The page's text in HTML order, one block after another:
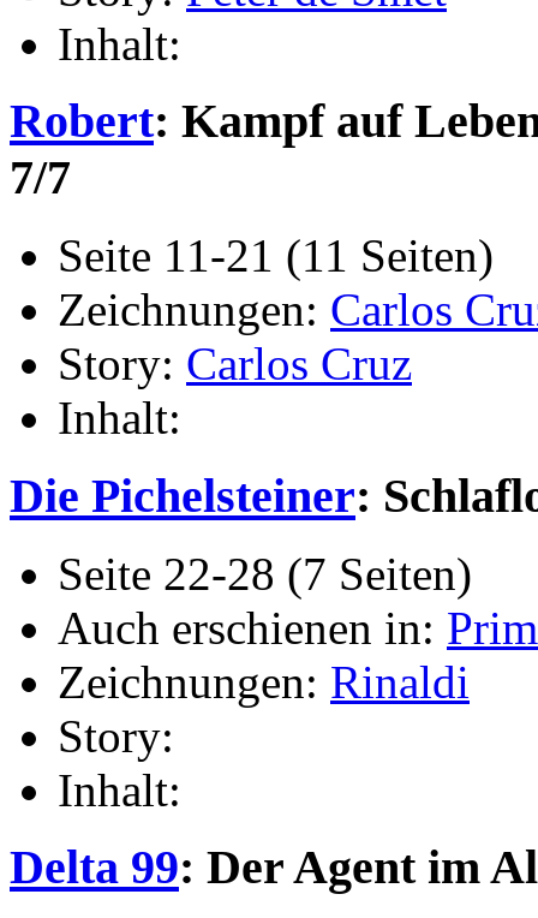
Inhalt:
Robert: Kampf auf
7/7
Seite 11-21 (11 Seiten)
Zeichnungen: Carlos
Story: Carlos Cruz
Inhalt:
Die Pichelsteiner:
Seite 22-28 (7 Seiten)
Auch erschienen in:
Zeichnungen: Rinaldi
Story:
Inhalt:
Delta 99: Der Agent im